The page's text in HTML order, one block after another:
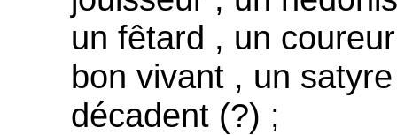
un fêtard , un
bon vivant , un
décadent (?) ;